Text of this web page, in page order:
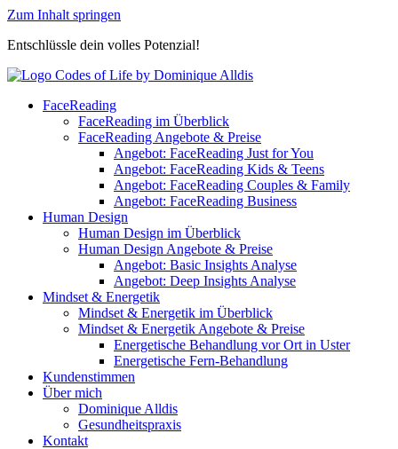
Zum Inhalt springen
Entschlüssle dein volles Potenzial!
FaceReading
FaceReading im Überblick
FaceReading Angebote & Preise
Angebot: FaceReading Just for You
Angebot: FaceReading Kids & Teens
Angebot: FaceReading Couples & Family
Angebot: FaceReading Business
Human Design
Human Design im Überblick
Human Design Angebote & Preise
Angebot: Basic Insights Analyse
Angebot: Deep Insights Analyse
Mindset & Energetik
Mindset & Energetik im Überblick
Mindset & Energetik Angebote & Preise
Energetische Behandlung vor Ort in Uster
Energetische Fern-Behandlung
Kundenstimmen
Über mich
Dominique Alldis
Gesundheitspraxis
Kontakt